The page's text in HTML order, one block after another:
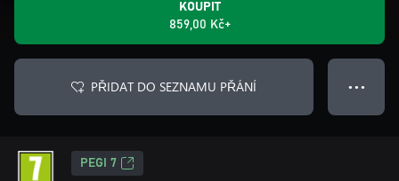
KOUPIT
859,00 Kč+
PŘIDAT DO SEZNAMU PŘÁNÍ ● ● ●
PEGI 7